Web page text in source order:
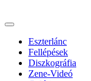
Eszterlánc
Fellépések
Diszkográfia
Zene-Videó